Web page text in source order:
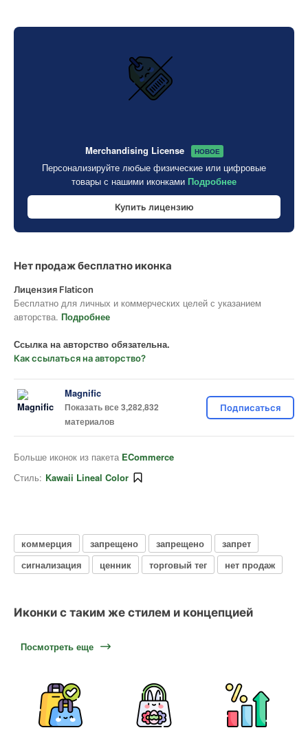
Merchandising License НОВОЕ
Персонализируйте любые физические или цифровые
товары с нашими иконками Подробнее
Купить лицензию
Нет продаж бесплатно иконка
Лицензия Flaticon
Бесплатно для личных и коммерческих целей с указанием
авторства. Подробнее
Ссылка на авторство обязательна.
Как ссылаться на авторство?
Magnific
Показать все 3,282,832
материалов
Подписаться
Больше иконок из пакета ECommerce
Стиль: Kawaii Lineal Color
коммерция запрещено запрещено
запрет
сигнализация
ценник торговый тег нет продаж
Иконки с таким же стилем и концепцией
Посмотреть еще